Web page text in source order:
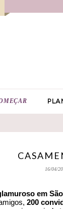
16/04/
em
200